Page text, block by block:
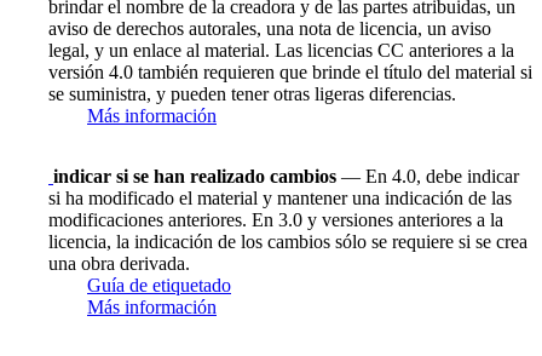
brindar el nombre de la creadora y de las partes atribuidas, un
aviso de derechos autorales, una nota de licencia, un aviso
legal, y un enlace al material. Las licencias CC anteriores a la
versión 4.0 también requieren que brinde el título del material si
se suministra, y pueden tener otras ligeras diferencias.
Más información
indicar si se han realizado cambios — En 4.0, debe indicar
si ha modificado el material y mantener una indicación de las
modificaciones anteriores. En 3.0 y versiones anteriores a la
licencia, la indicación de los cambios sólo se requiere si se crea
una obra derivada.
Guía de etiquetado
Más información